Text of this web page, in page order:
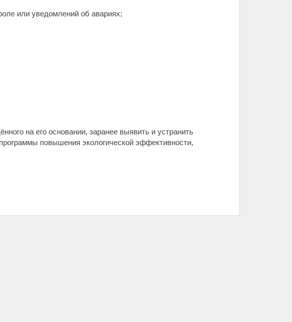
или уведомлений об авариях;
на его основании, заранее выявить и устранить
повышения экологической эффективности,